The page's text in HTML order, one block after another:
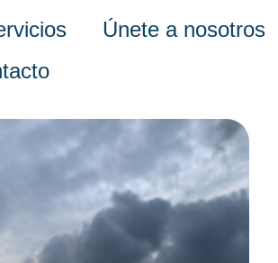
Únete a nosotros